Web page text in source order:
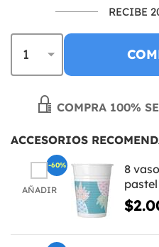
RECIBE
COMPRA 100%
ACCESORIOS
AÑADIR
8
-60%